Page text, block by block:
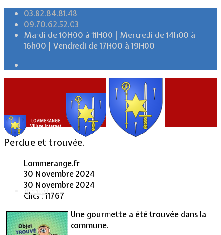
03.82.84.81.48
09.70.62.52.03
Mardi de 10H00 à 11H00 | Mercredi de 14h00 à
16h00 | Vendredi de 17H00 à 19H00
Accueil
Perdue et trouvée.
Lommerange.fr
30 Novembre 2024
30 Novembre 2024
Clics : 11767
Une gourmette a été trouvée dans la
commune.